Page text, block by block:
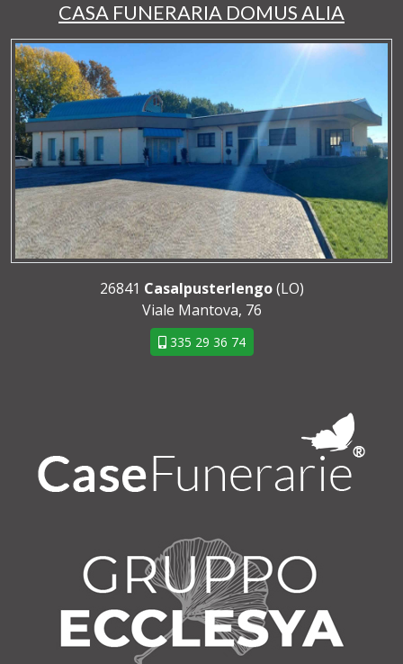
CASA FUNERARIA DOMUS ALIA
26841 Casalpusterlengo(LO)
Viale Mantova, 76
335 29 36 74